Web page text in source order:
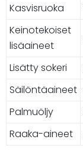
Kasvisruoka
Keinotekoiset
lisäaineet
Lisätty sokeri
Säilöntäaineet
Palmuöljy
Raaka-aineet